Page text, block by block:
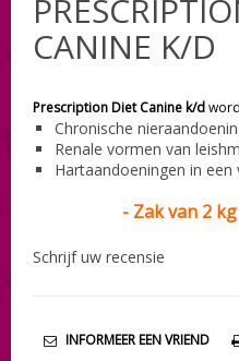
CANINE K/D
Prescription Diet Canine k/d
Chronische
Renale vormen van
Hartaandoeningen in
- Zak van 2
Schrijf uw recensie
INFORMEER EEN VRIEND